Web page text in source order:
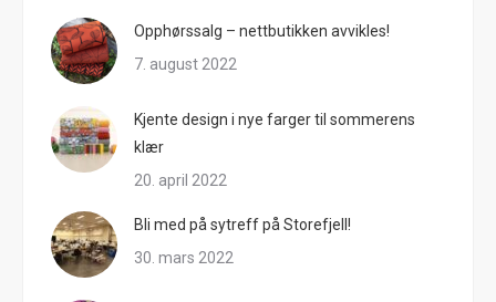
Opphørssalg – nettbutikken avvikles!
7. august 2022
Kjente design i nye farger til sommerens
klær
20. april 2022
Bli med på sytreff på Storefjell!
30. mars 2022